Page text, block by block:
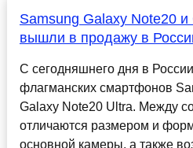
Samsung Galaxy Note20
вышли в продажу в
С сегодняшнего дня в
флагманских смартфонов
Galaxy Note20 Ultra. Между
отличаются размером и
основной камеры, а также